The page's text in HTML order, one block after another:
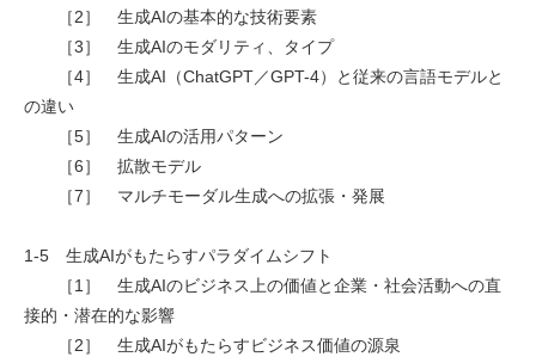
［2］ 生成AIの基本的な技術要素
［3］ 生成AIのモダリティ、タイプ
［4］ 生成AI（ChatGPT／GPT-4）と従来の言語モデルと
の違い
［5］ 生成AIの活用パターン
［6］ 拡散モデル
［7］ マルチモーダル生成への拡張・発展
1-5 生成AIがもたらすパラダイムシフト
［1］ 生成AIのビジネス上の価値と企業・社会活動への直
接的・潜在的な影響
［2］ 生成AIがもたらすビジネス価値の源泉